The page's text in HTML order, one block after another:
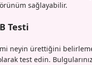
sağlayabilir.
Testi
neyin ürettiğini
test edin.